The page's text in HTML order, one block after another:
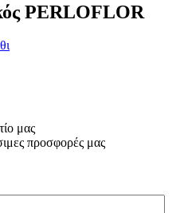
PERLOFLOR
μας
προσφορές μας